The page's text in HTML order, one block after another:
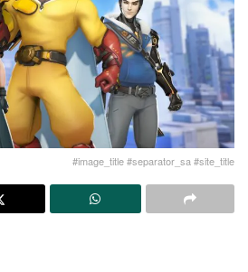
#image_title #separator_sa #site_title